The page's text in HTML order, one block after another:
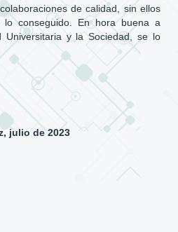
de calidad, sin ellos
conseguido. En hora buena a
Universitaria y la Sociedad, se lo
julio de 2023